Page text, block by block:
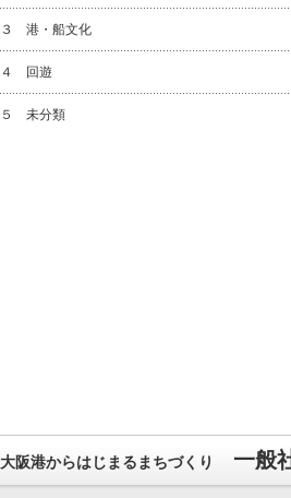
３ 港・船文化
４ 回遊
５ 未分類
大阪港からはじまるまちづくり 一般